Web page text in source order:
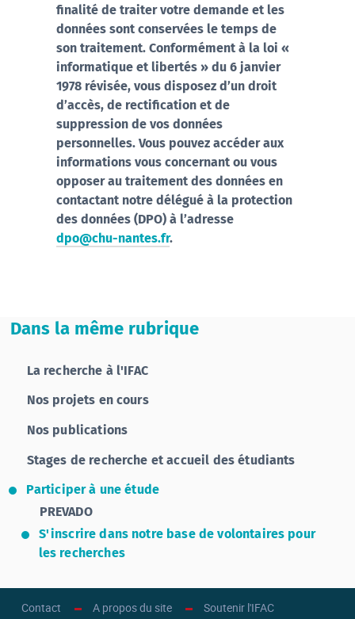
finalité de traiter votre demande et les
données sont conservées le temps de
son traitement. Conformément à la loi «
informatique et libertés » du 6 janvier
1978 révisée, vous disposez d’un droit
d’accès, de rectification et de
suppression de vos données
personnelles. Vous pouvez accéder aux
informations vous concernant ou vous
opposer au traitement des données en
contactant notre délégué à la protection
des données (DPO) à l’adresse
dpo@chu-nantes.fr.
Dans la même rubrique
La recherche à l'IFAC
Nos projets en cours
Nos publications
Stages de recherche et accueil des étudiants
Participer à une étude
PREVADO
S'inscrire dans notre base de volontaires pour
les recherches
Contact A propos du site Soutenir l'IFAC